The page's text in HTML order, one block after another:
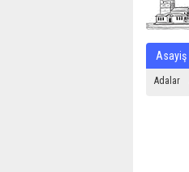
Asayiş
Adalar